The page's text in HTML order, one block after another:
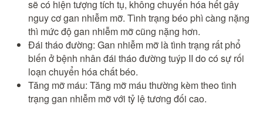
sẽ có hiện tượng tích tụ, không chuyển hóa hết gây
nguy cơ gan nhiễm mỡ. Tình trạng béo phì càng nặng
thì mức độ gan nhiễm mỡ cũng nặng hơn.
Đái tháo đường: Gan nhiễm mỡ là tình trạng rất phổ
biến ở bệnh nhân đái tháo đường tuýp II do có sự rối
loạn chuyển hóa chất béo.
Tăng mỡ máu: Tăng mỡ máu thường kèm theo tình
trạng gan nhiễm mỡ với tỷ lệ tương đối cao.